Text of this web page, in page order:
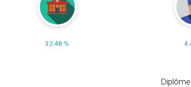
32.48 %